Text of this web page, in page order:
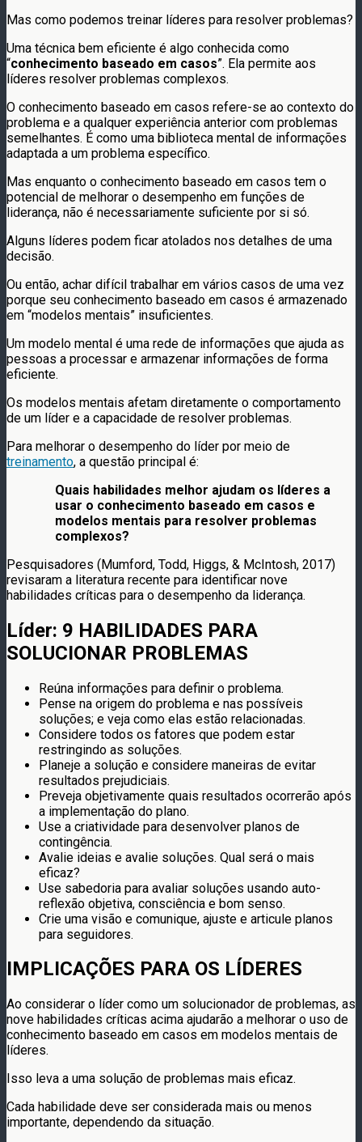
Mas como podemos treinar líderes para resolver problemas?
Uma técnica bem eficiente é algo conhecida como
“conhecimento baseado em casos”. Ela permite aos
líderes resolver problemas complexos.
O conhecimento baseado em casos refere-se ao contexto do
problema e a qualquer experiência anterior com problemas
semelhantes. É como uma biblioteca mental de informações
adaptada a um problema específico.
Mas enquanto o conhecimento baseado em casos tem o
potencial de melhorar o desempenho em funções de
liderança, não é necessariamente suficiente por si só.
Alguns líderes podem ficar atolados nos detalhes de uma
decisão.
Ou então, achar difícil trabalhar em vários casos de uma vez
porque seu conhecimento baseado em casos é armazenado
em “modelos mentais” insuficientes.
Um modelo mental é uma rede de informações que ajuda as
pessoas a processar e armazenar informações de forma
eficiente.
Os modelos mentais afetam diretamente o comportamento
de um líder e a capacidade de resolver problemas.
Para melhorar o desempenho do líder por meio de
treinamento, a questão principal é:
Quais habilidades melhor ajudam os líderes a
usar o conhecimento baseado em casos e
modelos mentais para resolver problemas
complexos?
Pesquisadores (Mumford, Todd, Higgs, & McIntosh, 2017)
revisaram a literatura recente para identificar nove
habilidades críticas para o desempenho da liderança.
Líder: 9 HABILIDADES PARA
SOLUCIONAR PROBLEMAS
Reúna informações para definir o problema.
Pense na origem do problema e nas possíveis
soluções; e veja como elas estão relacionadas.
Considere todos os fatores que podem estar
restringindo as soluções.
Planeje a solução e considere maneiras de evitar
resultados prejudiciais.
Preveja objetivamente quais resultados ocorrerão após
a implementação do plano.
Use a criatividade para desenvolver planos de
contingência.
Avalie ideias e avalie soluções. Qual será o mais
eficaz?
Use sabedoria para avaliar soluções usando auto-
reflexão objetiva, consciência e bom senso.
Crie uma visão e comunique, ajuste e articule planos
para seguidores.
IMPLICAÇÕES PARA OS LÍDERES
Ao considerar o líder como um solucionador de problemas, as
nove habilidades críticas acima ajudarão a melhorar o uso de
conhecimento baseado em casos em modelos mentais de
líderes.
Isso leva a uma solução de problemas mais eficaz.
Cada habilidade deve ser considerada mais ou menos
importante, dependendo da situação.